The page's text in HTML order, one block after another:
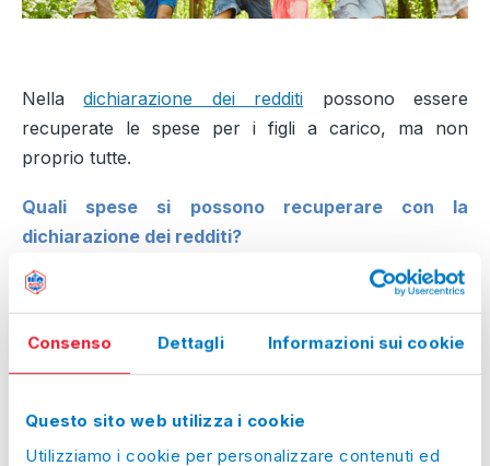
Consenso Dettagli Informazioni sui cookie
Questo sito web utilizza i cookie
Utilizziamo i cookie per personalizzare contenuti ed
Nelladichiarazione dei redditi possono essere
recuperate le spese per i figli a carico, ma non
proprio tutte.
Quali spese si possono recuperare con la
dichiarazione dei redditi?
Nella dichiarazione dei redditi è possibile recuperare
le spese che riguardano i figli minori a carico.
- spese sanitarie, farmaci, visite specialistiche,
- spese di istruzione, sia per l’infanzia che per la